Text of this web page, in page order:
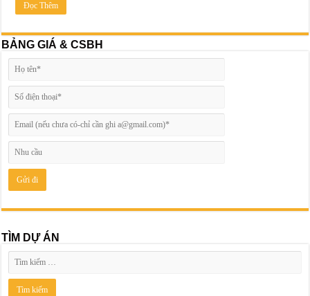
Đọc Thêm
BẢNG GIÁ & CSBH
TÌM DỰ ÁN